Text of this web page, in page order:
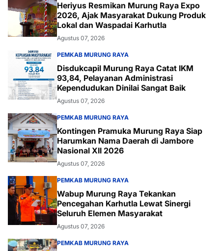
Heriyus Resmikan Murung Raya Expo
2026, Ajak Masyarakat Dukung Produk
Lokal dan Waspadai Karhutla
Agustus 07, 2026
PEMKAB MURUNG RAYA
Disdukcapil Murung Raya Catat IKM
93,84, Pelayanan Administrasi
Kependudukan Dinilai Sangat Baik
Agustus 07, 2026
PEMKAB MURUNG RAYA
Kontingen Pramuka Murung Raya Siap
Harumkan Nama Daerah di Jambore
Nasional XII 2026
Agustus 07, 2026
PEMKAB MURUNG RAYA
Wabup Murung Raya Tekankan
Pencegahan Karhutla Lewat Sinergi
Seluruh Elemen Masyarakat
Agustus 07, 2026
PEMKAB MURUNG RAYA